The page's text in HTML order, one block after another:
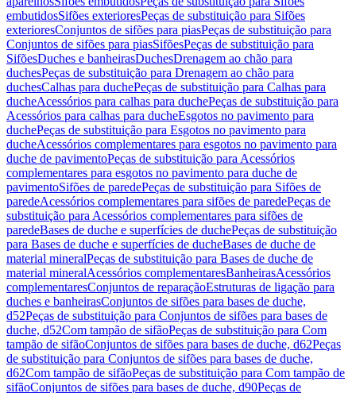
embutidosSifões exterioresPeças de substituição para Sifões
exterioresConjuntos de sifões para piasPeças de substituição para
Conjuntos de sifões para piasSifõesPeças de substituição para
SifõesDuches e banheirasDuchesDrenagem ao chão para
duchesPeças de substituição para Drenagem ao chão para
duchesCalhas para duchePeças de substituição para Calhas para
ducheAcessórios para calhas para duchePeças de substituição para
Acessórios para calhas para ducheEsgotos no pavimento para
duchePeças de substituição para Esgotos no pavimento para
ducheAcessórios complementares para esgotos no pavimento para
duche de pavimentoPeças de substituição para Acessórios
complementares para esgotos no pavimento para duche de
pavimentoSifões de paredePeças de substituição para Sifões de
paredeAcessórios complementares para sifões de paredePeças de
substituição para Acessórios complementares para sifões de
paredeBases de duche e superfícies de duchePeças de substituição
para Bases de duche e superfícies de ducheBases de duche de
material mineralPeças de substituição para Bases de duche de
material mineralAcessórios complementaresBanheirasAcessórios
complementaresConjuntos de reparaçãoEstruturas de ligação para
duches e banheirasConjuntos de sifões para bases de duche,
d52Peças de substituição para Conjuntos de sifões para bases de
duche, d52Com tampão de sifãoPeças de substituição para Com
tampão de sifãoConjuntos de sifões para bases de duche, d62Peças
de substituição para Conjuntos de sifões para bases de duche,
d62Com tampão de sifãoPeças de substituição para Com tampão de
sifãoConjuntos de sifões para bases de duche, d90Peças de